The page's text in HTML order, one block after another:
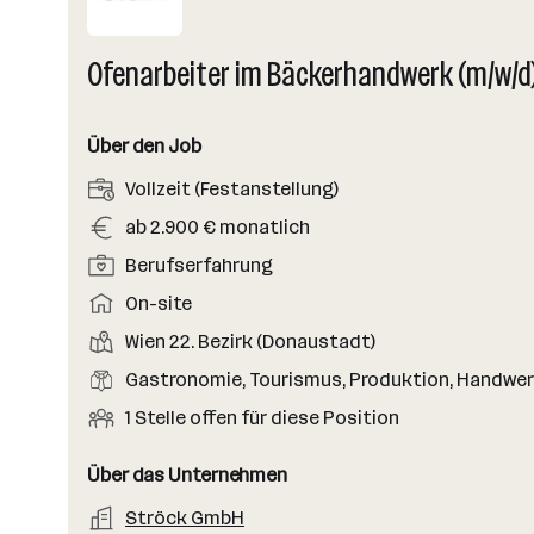
Ofenarbeiter im Bäckerhandwerk (m/w/
Über den Job
A
n
t
e
l
u
n
s
Vollzeit (Festanstellung)
G
e
h
a
l
t
ab 2.900 € monatlich
P
o
i
t
i
n
e
Berufserfahrung
A
r
b
e
i
s
m
On-site
D
i
n
t
o
Wien 22. Bezirk (Donaustadt)
B
e
u
s
Gastronomie, Tourismus, Produktion,
O
f
1 Stelle offen für diese Position
Über das Unternehmen
A
Ströck GmbH